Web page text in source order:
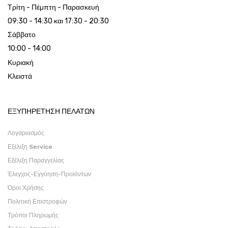
Τρίτη - Πέμπτη - Παρασκευή
09:30 - 14:30 και 17:30 - 20:30
Σάββατο
10:00 - 14:00
Κυριακή
Κλειστά
ΕΞΥΠΗΡΕΤΗΣΗ ΠΕΛΑΤΩΝ
Λογαριασμός
Εξέλιξη Service
Εξέλιξη Παραγγελίας
Έλεγχος-Εγγύηση-Προϊόντων
Όροι Χρήσης
Πολιτική Επιστροφών
Τρόποι Πληρωμής